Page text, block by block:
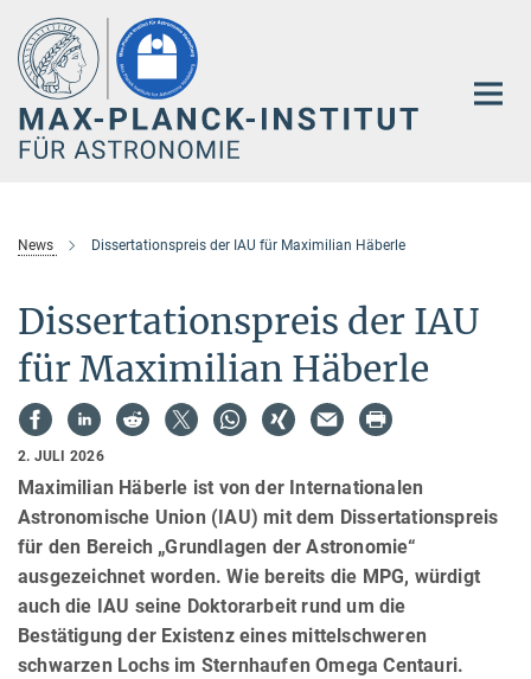
Hauptinhalt
News Dissertationspreis der IAU für Maximilian Häberle
Dissertationspreis der IAU
für Maximilian Häberle
2. JULI 2026
Maximilian Häberle ist von der Internationalen
Astronomische Union (IAU) mit dem Dissertationspreis
für den Bereich „Grundlagen der Astronomie“
ausgezeichnet worden. Wie bereits die MPG, würdigt
auch die IAU seine Doktorarbeit rund um die
Bestätigung der Existenz eines mittelschweren
schwarzen Lochs im Sternhaufen Omega Centauri.